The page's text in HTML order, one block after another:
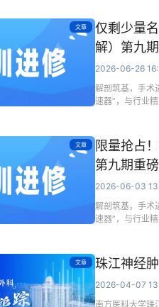
文章
仅剩少量
解）第九
2026-06-26
解剖筑基，手术
速器”，与行业
文章
限量抢占
第九期重磅
2026-06-03
解剖筑基，手术
速器”，与行业
文章 珠江神经
2026-04-07
南方医科大学珠